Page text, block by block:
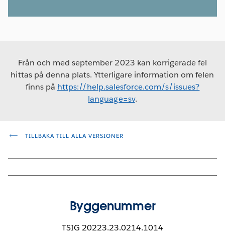
Från och med september 2023 kan korrigerade fel
hittas på denna plats. Ytterligare information om felen
finns på https://help.salesforce.com/s/issues?
language=sv.
TILLBAKA TILL ALLA VERSIONER
Byggenummer
TSIG 20223.23.0214.1014